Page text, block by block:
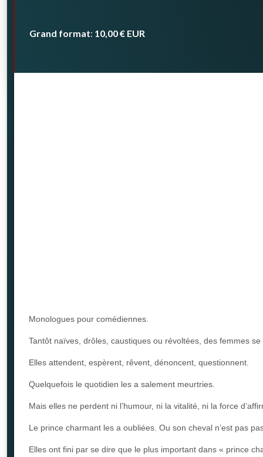
Grand format: 10,00 € EUR
Monologues pour comédiennes.
Tantôt naïves, drôles, caustiques ou révoltées, des femmes
Elles attendent, espèrent, rêvent, dénoncent, questionnent.
Quelquefois le quotidien les a salement meurtries.
Mais elles ne perdent ni l’humour, ni la vitalité, ni la force
Le prince charmant les a oubliées. Ou son cheval n’est pas
Elles ont fini par se dire que le plus important dans « prince